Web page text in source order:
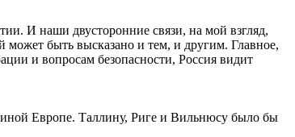
И наши двусторонние связи, на мой взгляд,
может быть высказано и тем, и другим. Главное,
и вопросам безопасности, Россия видит
Европе. Таллину, Риге и Вильнюсу было бы